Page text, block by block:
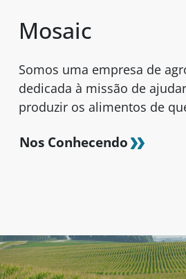
Mosaic
Somos uma empresa de
dedicada à missão de
produzir os alimentos de
Nos Conhecendo